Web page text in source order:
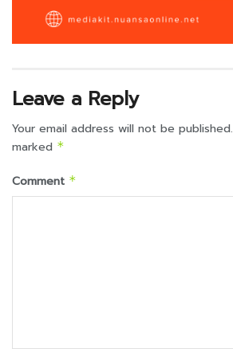
Leave a Reply
Your email address will not be published.
marked *
Comment *